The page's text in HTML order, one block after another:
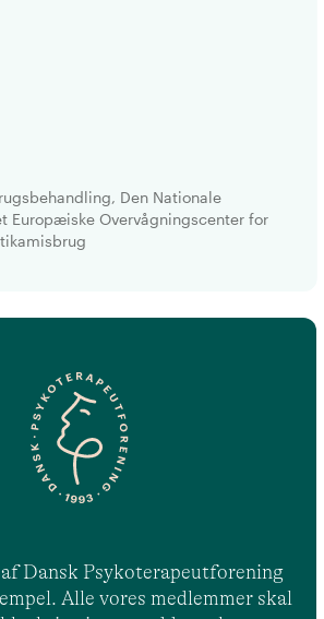
, Den Nationale
Europæiske Overvågningscenter for
Dansk Psykoterapeutforening
Alle vores medlemmer skal